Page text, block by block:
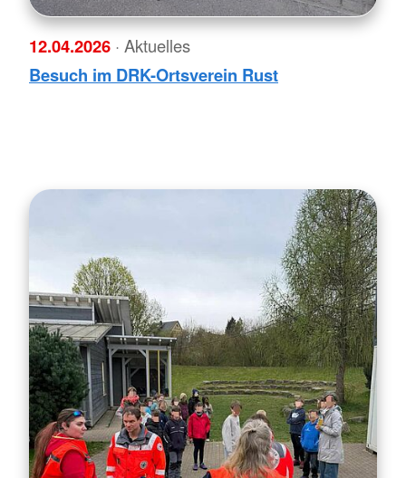
12.04.2026 · Aktuelles
Besuch im DRK-Ortsverein Rust